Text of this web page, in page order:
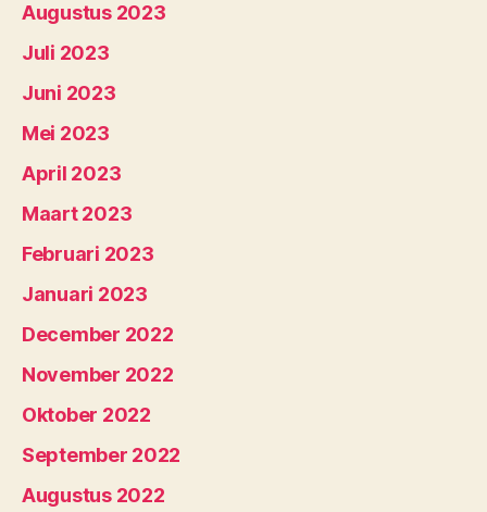
Augustus 2023
Juli 2023
Juni 2023
Mei 2023
April 2023
Maart 2023
Februari 2023
Januari 2023
December 2022
November 2022
Oktober 2022
September 2022
Augustus 2022